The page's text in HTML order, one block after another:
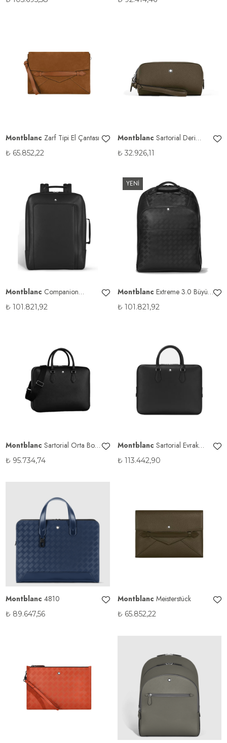
Montblanc Zarf Tipi El Çantası
₺ 65.852,22
Montblanc
Small Kişisel Bakım Çantası
₺ 32.926,11
Montblanc
Dikdörtgen Sırt Çantası
₺ 101.821,92
YENİ
Montblanc
Siyah Sırt Çantası
₺ 101.821,92
Montblanc Sartorial Orta Boy
Evrak Çantası
₺ 95.734,74
Montblanc
Çantası
₺ 113.442,90
Montblanc 4810
₺ 89.647,56
Montblanc Meisterstück
₺ 65.852,22